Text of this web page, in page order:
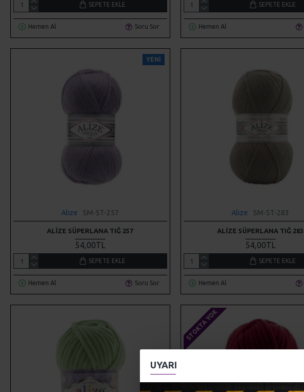
UYARI
SEPETE EKLE
Hemen Al Soru Sor
SEPETE EKLE
Hemen Al
YENI
Alize SM-ST-257
ALIZE SÜPERLANA TIĞ 257
54,00TL
SEPETE EKLE
Hemen Al Soru Sor
Alize SM-ST-283
ALIZE SÜPERLANA TIĞ 283
54,00TL
SEPETE EKLE
Hemen Al
STOKTA YOK